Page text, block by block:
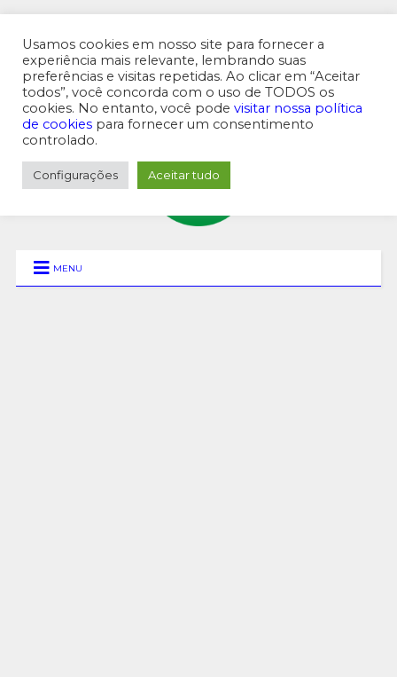
MENU SUPERIOR
MENU
Usamos cookies em nosso site para fornecer a
experiência mais relevante, lembrando suas
preferências e visitas repetidas. Ao clicar em “Aceitar
todos”, você concorda com o uso de TODOS os
cookies. No entanto, você pode visitar nossa política
de cookies para fornecer um consentimento
controlado.
Configurações Aceitar tudo